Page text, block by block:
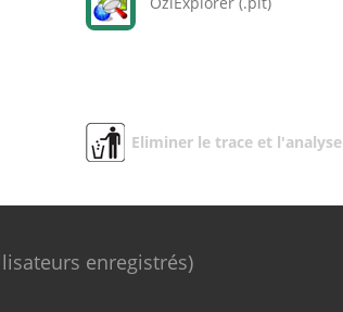
Eliminer le trace et l'analyse
enregistrés)